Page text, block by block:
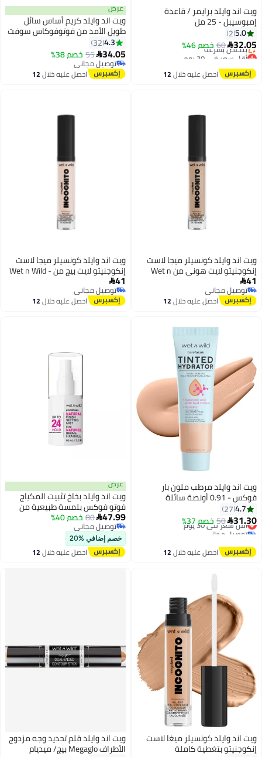
ويت اند وايلد برايمر / قاعدة
إمبوسيبل - 25 مل
5.0
2
32.05
60 خصم 46%
أقل سعر في 30 يوم
توصيل مجاني
بتخلّص بسرعة
أقل سعر في 30 يوم
احصل عليه خلال12
3
عرض
ويت اند وايلد كريم أساس سائل
طويل الأمد من فوتوفوكاس سوفت
أفيوري
4.3
32
34.05
55 خصم 38%
توصيل مجاني
توصيل مجانياحصل عليه خلال12
ويت اند وايلد كونسيلر ميجا لاست
إنكوجنيتو لايت هوني من Wet n
Wild - 5.5 مل
41
توصيل مجاني
توصيل مجانياحصل عليه خلال12
ويت اند وايلد كونسيلر ميجا لاست
إنكوجنيتو لايت بيج من Wet n Wild -
5.5 مل41
توصيل مجاني
توصيل مجانياحصل عليه خلال12
4
ويت اند وايلد مرطب ملون بار
فوكس - 0.91 أونصة سائلة
4.7
27
31.30
50 خصم 37%أقل سعر في 30 يوم
توصيل مجاني
أقل سعر في 30 يوم
احصل عليه خلال12
عرض
ويت اند وايلد بخاخ تثبيت المكياج
فوتو فوكس بلمسة طبيعية من
Wet n Wild - 65 مل
47.99
80 خصم 40%
توصيل مجاني
توصيل مجاني
خصم إضافي %20
احصل عليه خلال12
ويت اند وايلد كونسيلر ميغا لاست
إنكوجنيتو بتغطية كاملة
ويت اند وايلد قلم تحديد وجه مزدوج
الأطراف Megaglo بيج/ ميديام